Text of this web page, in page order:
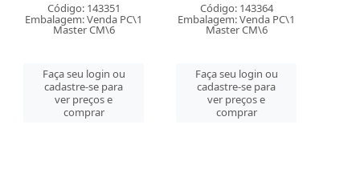
Código: 143351
Embalagem: Venda PC\1
Master CM\6
Faça seu login ou
cadastre-se para
ver preços e
comprar
Código: 143364
Embalagem: Venda PC\1
Master CM\6
Faça seu login ou
cadastre-se para
ver preços e
comprar